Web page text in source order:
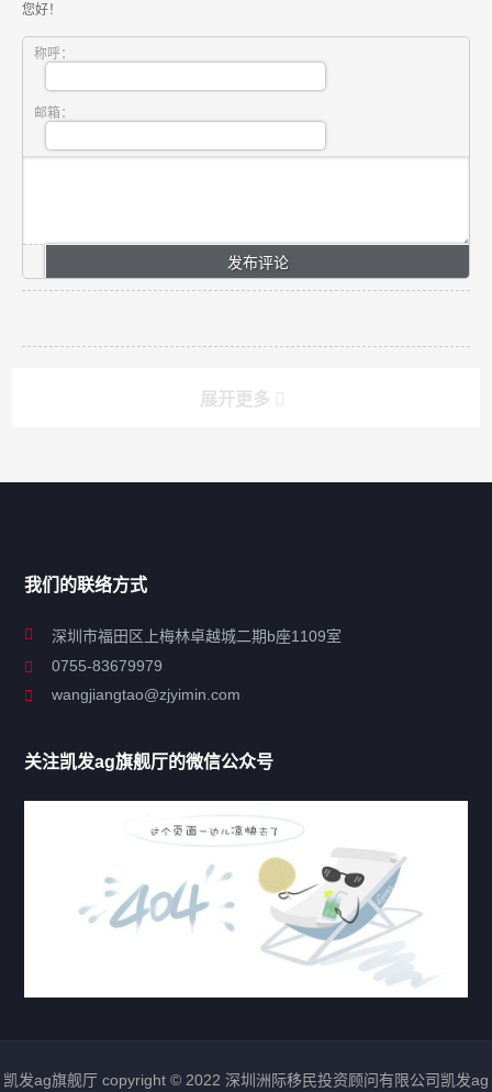
您好！
称呼：
邮箱：
展开更多
联系凯发ag旗舰厅
热门标签
多米尼克移民
格林纳达移民
圣卢西亚移民
我们的联络方式
深圳市福田区上梅林卓越城二期b座1109室
0755-83679979
wangjiangtao@zjyimin.com
关注凯发ag旗舰厅的微信公众号
凯发ag旗舰厅 copyright © 2022 深圳洲际移民投资顾问有限公司凯发ag